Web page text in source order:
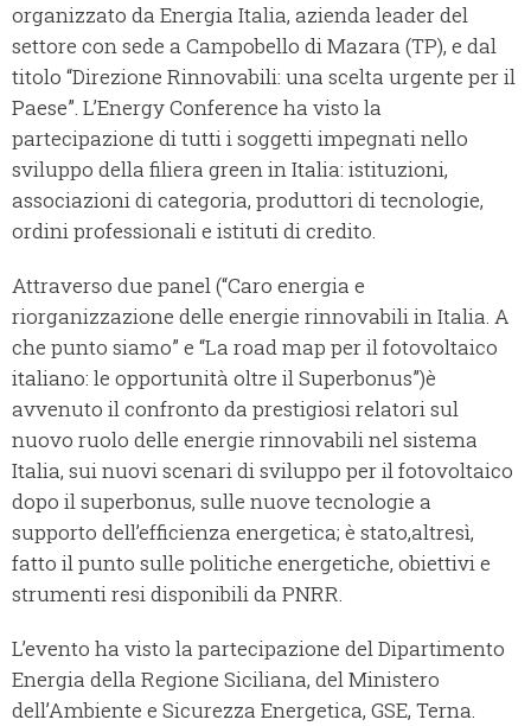
organizzato da Energia Italia, azienda leader del
settore con sede a Campobello di Mazara (TP), e dal
titolo “Direzione Rinnovabili: una scelta urgente per il
Paese”. L’Energy Conference ha visto la
partecipazione di tutti i soggetti impegnati nello
sviluppo della filiera green in Italia: istituzioni,
associazioni di categoria, produttori di tecnologie,
ordini professionali e istituti di credito.
Attraverso due panel (“Caro energia e
riorganizzazione delle energie rinnovabili in Italia. A
che punto siamo” e “La road map per il fotovoltaico
italiano: le opportunità oltre il Superbonus”)è
avvenuto il confronto da prestigiosi relatori sul
nuovo ruolo delle energie rinnovabili nel sistema
Italia, sui nuovi scenari di sviluppo per il fotovoltaico
dopo il superbonus, sulle nuove tecnologie a
supporto dell’efficienza energetica; è stato,altresì,
fatto il punto sulle politiche energetiche, obiettivi e
strumenti resi disponibili da PNRR.
L’evento ha visto la partecipazione del Dipartimento
Energia della Regione Siciliana, del Ministero
dell’Ambiente e Sicurezza Energetica, GSE, Terna.